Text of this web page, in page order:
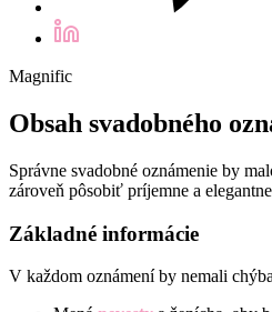
Magnific
Obsah svadobného
Správne svadobné oznámenie by
zároveň pôsobiť príjemne a
Základné informácie
V každom oznámení by nemali